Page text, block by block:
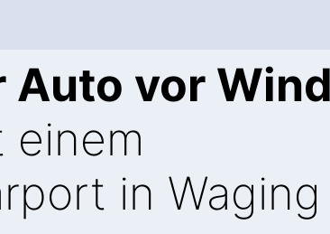
Auto vor Wind
in Waging